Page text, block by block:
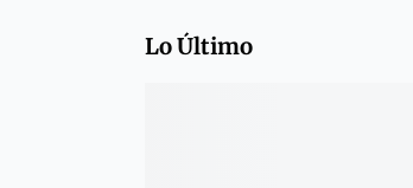
Lo Último